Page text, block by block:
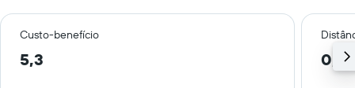
Custo-benefício
5,3 0,9